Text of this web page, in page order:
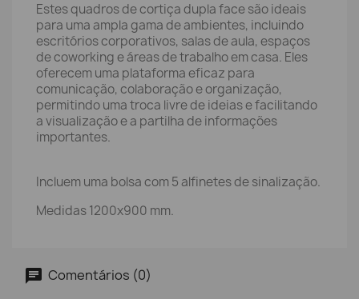
Estes quadros de cortiça dupla face são ideais
para uma ampla gama de ambientes, incluindo
escritórios corporativos, salas de aula, espaços
de coworking e áreas de trabalho em casa. Eles
oferecem uma plataforma eficaz para
comunicação, colaboração e organização,
permitindo uma troca livre de ideias e facilitando
a visualização e a partilha de informações
importantes.
Incluem uma bolsa com 5 alfinetes de sinalização.
Medidas 1200x900 mm.
Comentários (0)